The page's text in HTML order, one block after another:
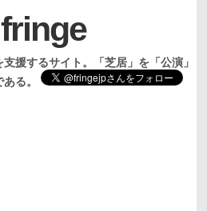
fringe
援するサイト。「芝居」を「公演」
ある。